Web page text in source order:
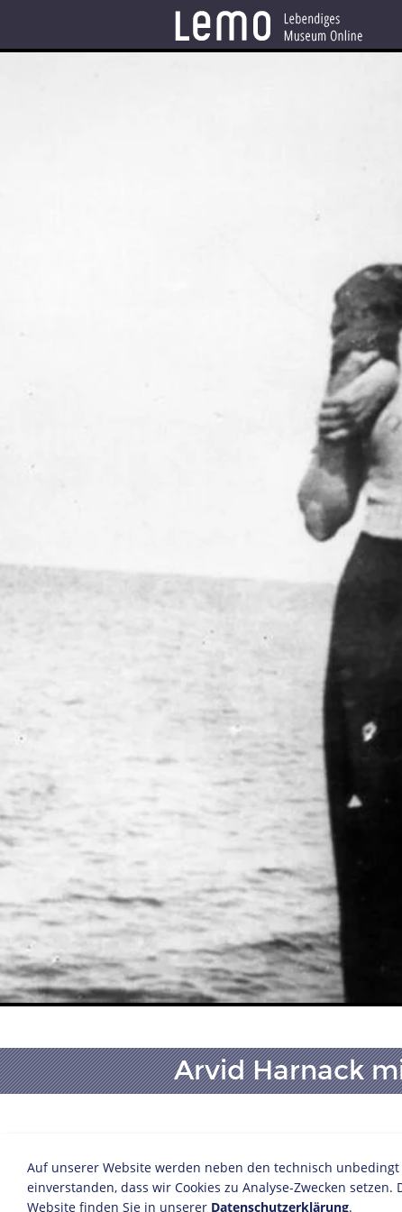
Arvid Harnack
Bildnachweis: Deutsches
Inv.-Nr.: F 72/344
Auf unserer Website werden neben den technisch
einverstanden, dass wir Cookies zu Analyse-Zwecken
Website finden Sie in unserer Datenschutzerklärung.